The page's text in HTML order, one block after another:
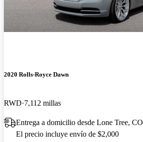
2020 Rolls-Royce Dawn
RWD 7,112 millas
Entrega a domicilio desde Lone Tree, CO
El precio incluye envío de $2,000